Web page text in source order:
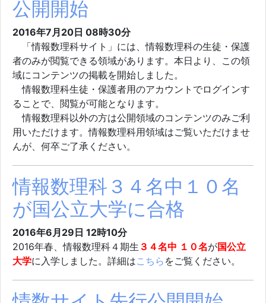
公開開始
2016年7月20日 08時30分
「情報数理科サイト」には、情報数理科の生徒・保護
者のみが閲覧できる領域があります。本日より、この領
域にコンテンツの掲載を開始しました。
情報数理科生徒・保護者用のアカウントでログインす
ることで、閲覧が可能となります。
情報数理科以外の方は公開領域のコンテンツのみご利
用いただけます。情報数理科用領域はご覧いただけませ
んが、何卒ご了承ください。
情報数理科３４名中１０名
が国公立大学に合格
2016年6月29日 12時10分
2016年春、情報数理科４期生 ３４名中 １０名が国公立
大学に入学しました。詳細はこちら をご覧ください。